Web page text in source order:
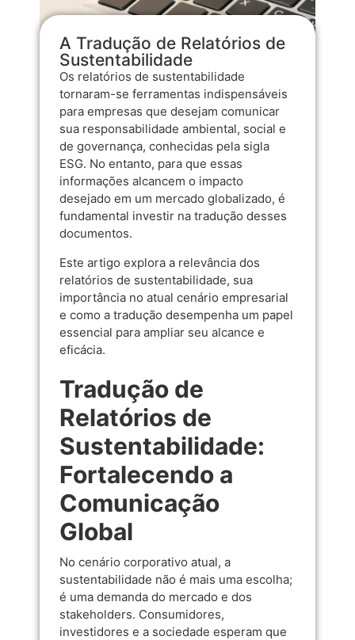
A Tradução de Relatórios de
Sustentabilidade
Os relatórios de sustentabilidade
tornaram-se ferramentas indispensáveis
para empresas que desejam comunicar
sua responsabilidade ambiental, social e
de governança, conhecidas pela sigla
ESG. No entanto, para que essas
informações alcancem o impacto
desejado em um mercado globalizado, é
fundamental investir na tradução desses
documentos.
Este artigo explora a relevância dos
relatórios de sustentabilidade, sua
importância no atual cenário empresarial
e como a tradução desempenha um papel
essencial para ampliar seu alcance e
eficácia.
Tradução de
Relatórios de
Sustentabilidade:
Fortalecendo a
Comunicação
Global
No cenário corporativo atual, a
sustentabilidade não é mais uma escolha;
é uma demanda do mercado e dos
stakeholders. Consumidores,
investidores e a sociedade esperam que